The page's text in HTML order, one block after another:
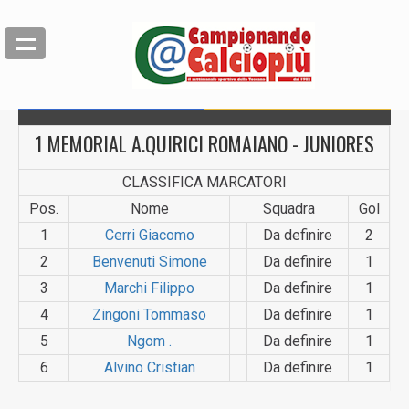
1 MEMORIAL A.QUIRICI ROMAIANO - JUNIORES
CLASSIFICA MARCATORI
Pos.
Nome Squadra
Gol
1
Cerri Giacomo Da definire
2
2
Benvenuti Simone Da definire
1
3
Marchi Filippo Da definire
1
4
Zingoni Tommaso Da definire
1
5
Ngom . Da definire
1
6
Alvino Cristian Da definire 1